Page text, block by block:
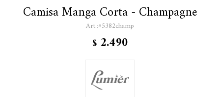
Camisa Manga Corta - Champagne
#5382champ
$ 2.490